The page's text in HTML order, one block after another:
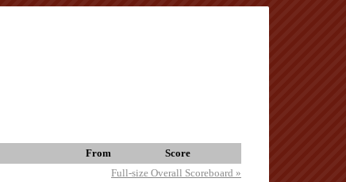
From
Score
Full-size Overall Scoreboard »